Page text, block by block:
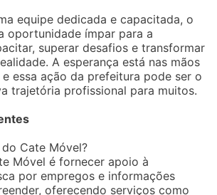
equipe dedicada e capacitada, o
oportunidade ímpar para a
superar desafios e transformar
A esperança está nas mãos
essa ação da prefeitura pode ser o
trajetória profissional para muitos.
Cate Móvel?
Móvel é fornecer apoio à
por empregos e informações
oferecendo serviços como